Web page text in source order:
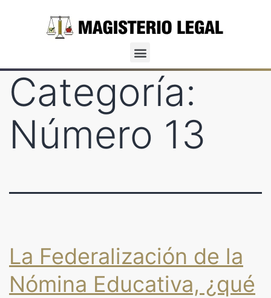
Categoría:
Número 13
La Federalización de la
Nómina Educativa, ¿qué